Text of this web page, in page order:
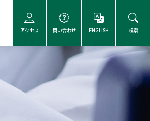
アクセス 問い合わせ ENGLISH 検索